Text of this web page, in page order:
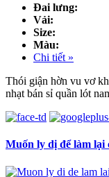
Đai lưng:
Vải:
Size:
Màu:
Chi tiết »
Thói giận hờn vu vơ
nhạt bán sỉ quần lót
Muốn ly dị để làm lại